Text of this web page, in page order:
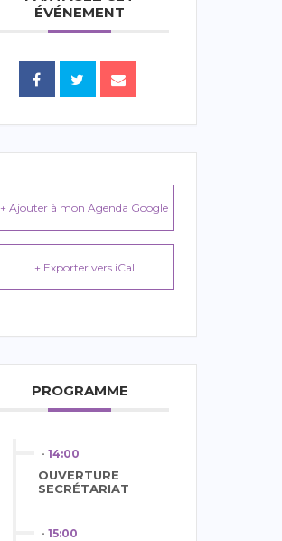
ÉVÉNEMENT
+ Ajouter à mon Agenda Google
+ Exporter vers iCal
PROGRAMME
- 14:00
OUVERTURE
SECRÉTARIAT
- 15:00